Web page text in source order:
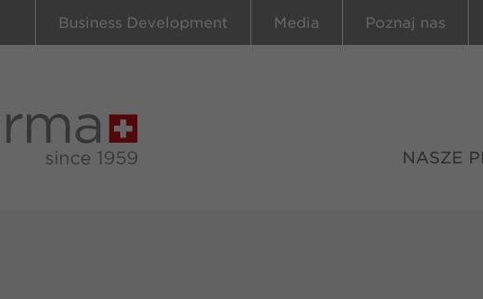
Business Development Media Poznaj nas
NASZE